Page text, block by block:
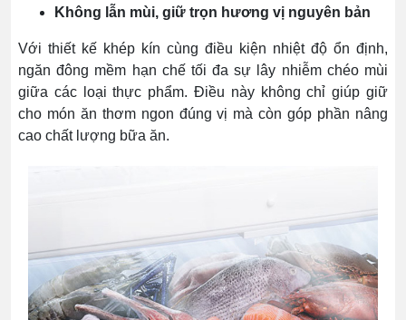
Không lẫn mùi, giữ trọn hương vị nguyên bản
Với thiết kế khép kín cùng điều kiện nhiệt độ ổn định,
ngăn đông mềm hạn chế tối đa sự lây nhiễm chéo mùi
giữa các loại thực phẩm. Điều này không chỉ giúp giữ
cho món ăn thơm ngon đúng vị mà còn góp phần nâng
cao chất lượng bữa ăn.